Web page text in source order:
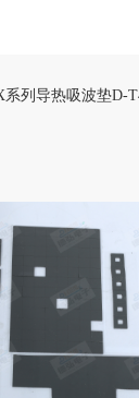
系列导热吸波垫D-